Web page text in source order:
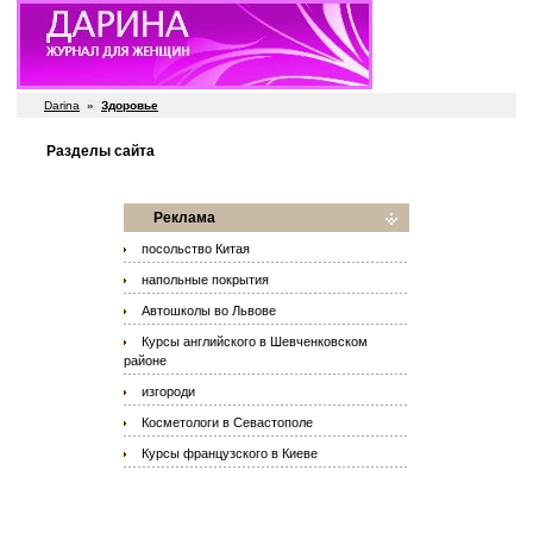
Darina » Здоровье
Разделы сайта
Реклама
посольство Китая
напольные покрытия
Автошколы во Львове
Курсы английского в Шевченковском
районе
изгороди
Косметологи в Севастополе
Курсы французского в Киеве